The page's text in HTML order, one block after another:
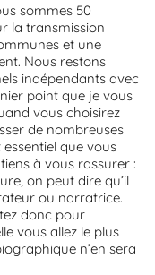
sommes 50
la transmission
et une
Nous restons
indépendants avec
point que je vous
vous choisirez
de nombreuses
que vous
à vous rassurer :
on peut dire qu’il
ou narratrice.
donc pour
vous allez le plus
n’en sera